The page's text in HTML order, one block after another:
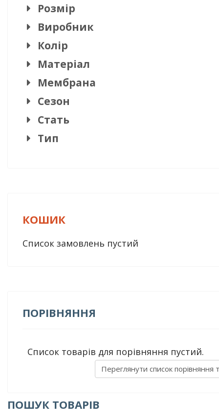
Розмір
Виробник
Колір
Матеріал
Мембрана
Сезон
Стать
Тип
КОШИК
Список замовлень пустий
ПОРІВНЯННЯ
Список товарів для порівняння пустий.
Переглянути список порівняння
ПОШУК ТОВАРІВ